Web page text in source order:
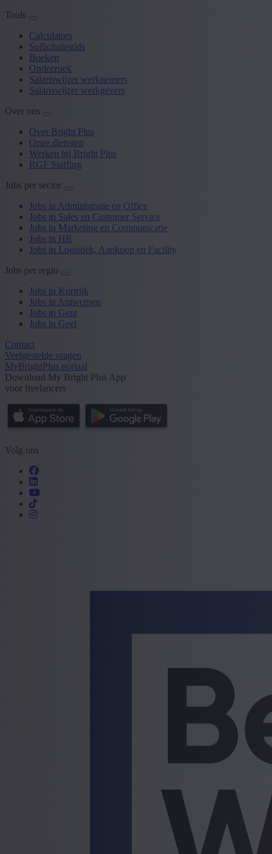
Tools
Calculators
Sollicitatiegids
Boeken
Onderzoek
Salariswijzer werknemers
Salariswijzer werkgevers
Over ons
Over Bright Plus
Onze diensten
Werken bij Bright Plus
RGF Staffing
Jobs per sector
Jobs in Administratie en Office
Jobs in Sales en Customer Service
Jobs in Marketing en Communicatie
Jobs in HR
Jobs in Logistiek, Aankoop en Facility
Jobs per regio
Jobs in Kortrijk
Jobs in Antwerpen
Jobs in Gent
Jobs in Geel
Contact
Veelgestelde vragen
MyBrightPlus portaal
Download My Bright Plus App
voor freelancers
Volg ons